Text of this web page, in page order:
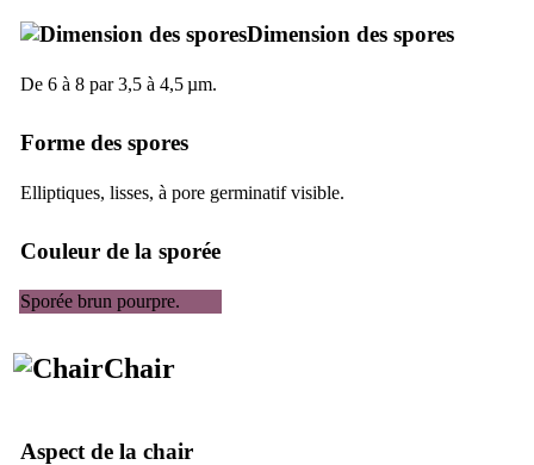
Dimension des spores
De 6 à 8 par 3,5 à 4,5 µm.
Forme des spores
Elliptiques, lisses, à pore germinatif visible.
Couleur de la sporée
Sporée brun pourpre.
Chair
Aspect de la chair